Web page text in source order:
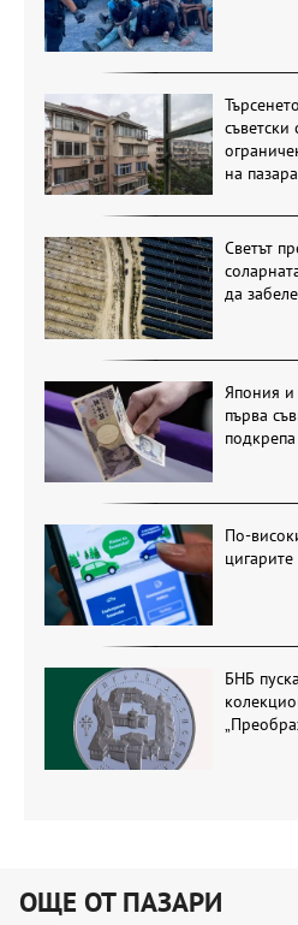
съветски
на пазара
Светът
да
Япония
първа
По-
цигарите
БНБ
ОЩЕ ОТ ПАЗАРИ